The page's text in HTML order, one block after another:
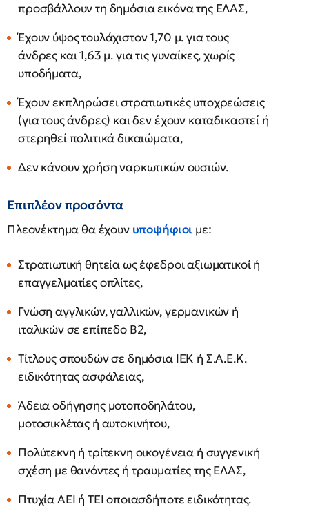
προσβάλλουν τη δημόσια εικόνα της ΕΛΑΣ,
Έχουν ύψος τουλάχιστον 1,70 μ. για τους
άνδρες και 1,63 μ. για τις γυναίκες, χωρίς
υποδήματα,
Έχουν εκπληρώσει στρατιωτικές υποχρεώσεις
(για τους άνδρες) και δεν έχουν καταδικαστεί ή
στερηθεί πολιτικά δικαιώματα,
Δεν κάνουν χρήση ναρκωτικών ουσιών.
Επιπλέον προσόντα
Πλεονέκτημα θα έχουν υποψήφιοι με:
Στρατιωτική θητεία ως έφεδροι αξιωματικοί ή
επαγγελματίες οπλίτες,
Γνώση αγγλικών, γαλλικών, γερμανικών ή
ιταλικών σε επίπεδο Β2,
Τίτλους σπουδών σε δημόσια ΙΕΚ ή Σ.Α.Ε.Κ.
ειδικότητας ασφάλειας,
Άδεια οδήγησης μοτοποδηλάτου,
μοτοσικλέτας ή αυτοκινήτου,
Πολύτεκνη ή τρίτεκνη οικογένεια ή συγγενική
σχέση με θανόντες ή τραυματίες της ΕΛΑΣ,
Πτυχία ΑΕΙ ή ΤΕΙ οποιασδήποτε ειδικότητας.